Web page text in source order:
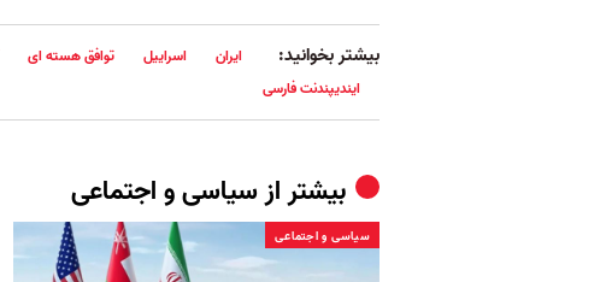
بیشتر بخوانید: ایران اسراییل توافق هسته ای
ایندیپندنت فارسی
بیشتر ازسیاسی و اجتماعی
سیاسی و اجتماعی